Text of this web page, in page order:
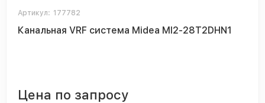
Артикул: 177782
Канальная VRF система Midea MI2-28T2DHN1
Цена по запросу